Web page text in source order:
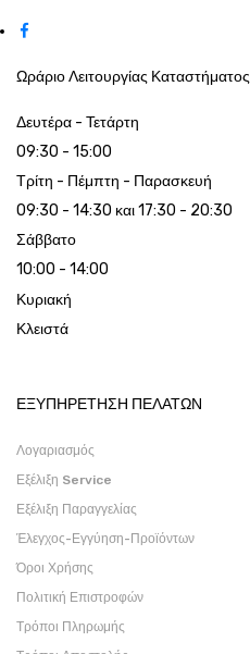
Ωράριο Λειτουργίας Καταστήματος
Δευτέρα - Τετάρτη
09:30 - 15:00
Τρίτη - Πέμπτη - Παρασκευή
09:30 - 14:30 και 17:30 - 20:30
Σάββατο
10:00 - 14:00
Κυριακή
Κλειστά
ΕΞΥΠΗΡΕΤΗΣΗ ΠΕΛΑΤΩΝ
Λογαριασμός
Εξέλιξη Service
Εξέλιξη Παραγγελίας
Έλεγχος-Εγγύηση-Προϊόντων
Όροι Χρήσης
Πολιτική Επιστροφών
Τρόποι Πληρωμής